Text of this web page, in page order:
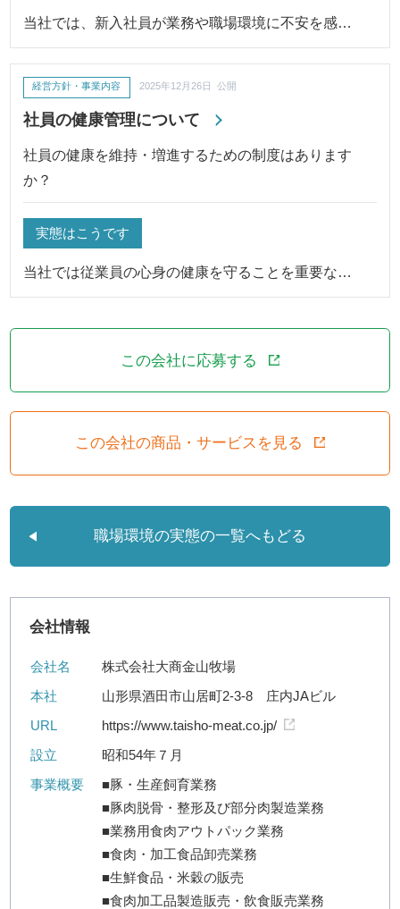
当社では、新入社員が業務や職場環境に不安を感…
社員の健康管理について
経営方針・事業内容 2025年12月26日 公開
社員の健康を維持・増進するための制度はあります
か？
実態はこうです
当社では従業員の心身の健康を守ることを重要な…
この会社に応募する
この会社の商品・サービスを見る
職場環境の実態の一覧へもどる
会社情報
会社名
株式会社大商金山牧場
本社
山形県酒田市山居町2-3-8 庄内JAビル
URL
https://www.taisho-meat.co.jp/
設立
昭和54年７月
事業概要
■豚・生産飼育業務
■豚肉脱骨・整形及び部分肉製造業務
■業務用食肉アウトパック業務
■食肉・加工食品卸売業務
■生鮮食品・米穀の販売
■食肉加工品製造販売・飲食販売業務